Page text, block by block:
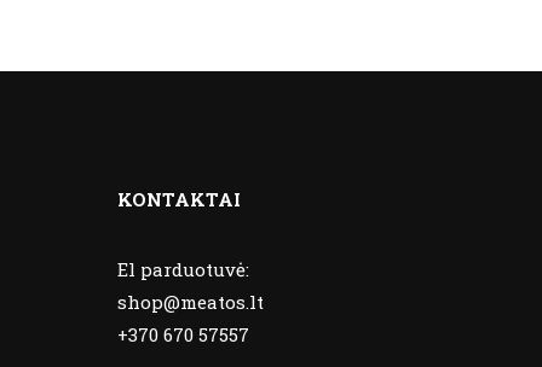
KONTAKTAI
El parduotuvė:
shop@meatos.lt
+370 670 57557